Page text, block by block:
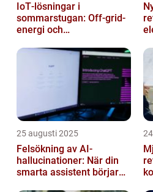
IoT‑lösningar i
sommarstugan: Off‑grid-
energi och
25 augusti 2025
Felsökning av AI-
hallucinationer: När din
smarta assistent börjar